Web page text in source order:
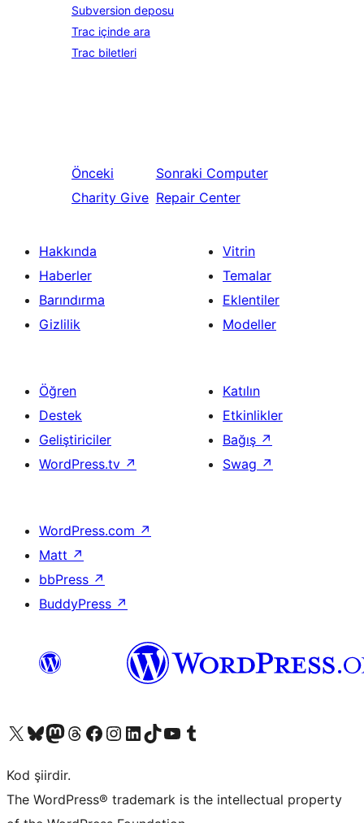
Subversion deposu
Trac içinde ara
Trac biletleri
Önceki
Charity Give
Sonraki Computer
Repair Center
Hakkında
Haberler
Barındırma
Gizlilik
Vitrin
Temalar
Eklentiler
Modeller
Öğren
Destek
Geliştiriciler
WordPress.tv ↗
Katılın
Etkinlikler
Bağış ↗
Swag ↗
WordPress.com ↗
Matt ↗
bbPress ↗
BuddyPress ↗
X (eski Twitter) hesabımıza bakın
Bluesky hesabımızı ziyaret edinMastodon hesabımızı ziyaret edinThreads hesabımızı ziyaret edinFacebook sayfamızı ziyaret edinInstagram hesabımızı ziyaret edinLinkedIn hesabımızı ziyaret edinTikTok hesabımızı ziyaret edinYouTube kanalımızı ziyaret edinTumblr hesabımızı ziyaret edin
Kod şiirdir.
The WordPress® trademark is the intellectual property